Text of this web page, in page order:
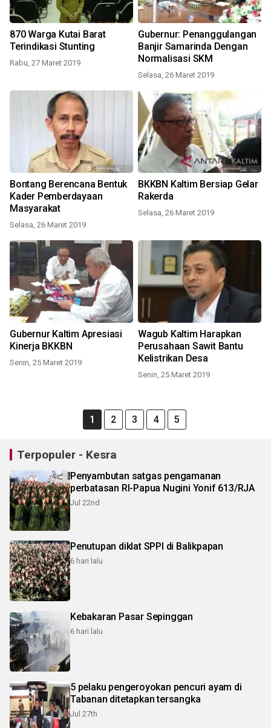
870 Warga Kutai Barat
Terindikasi Stunting
Rabu, 27 Maret 2019
Gubernur: Penanggulangan
Banjir Samarinda Dengan
Normalisasi SKM
Selasa, 26 Maret 2019
Bontang Berencana Bentuk
Kader Pemberdayaan
Masyarakat
Selasa, 26 Maret 2019
BKKBN Kaltim Bersiap Gelar
Rakerda
Selasa, 26 Maret 2019
Gubernur Kaltim Apresiasi
Kinerja BKKBN
Senin, 25 Maret 2019
Wagub Kaltim Harapkan
Perusahaan Sawit Bantu
Kelistrikan Desa
Senin, 25 Maret 2019
1 2 3 4 5
Terpopuler - Kesra
Penyambutan satgas pengamanan
perbatasan RI-Papua Nugini Yonif 613/RJA
Jul 22nd
Penutupan diklat SPPI di Balikpapan
6 hari lalu
Kebakaran Pasar Sepinggan
6 hari lalu
5 pelaku pengeroyokan pencuri ayam di
Tabanan ditetapkan tersangka
Jul 27th